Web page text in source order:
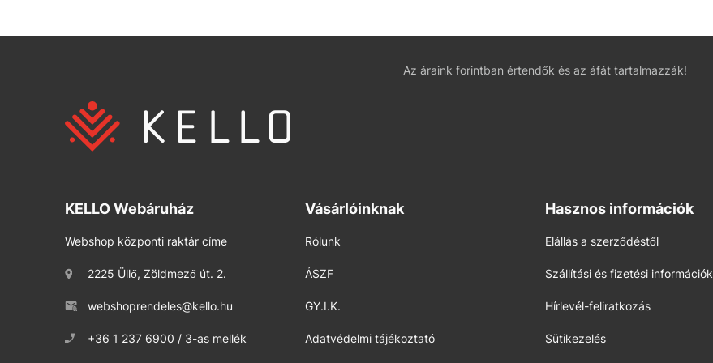
Az áraink forintban értendők és az áfát tartalmazzák!
KELLO Webáruház
Webshop központi raktár címe
2225 Üllő, Zöldmező út. 2.
webshoprendeles@kello.hu
+36 1 237 6900 / 3-as mellék
Vásárlóinknak
Rólunk
ÁSZF
GY.I.K.
Adatvédelmi tájékoztató
Hasznos információk
Elállás a szerződéstől
Szállítási és fizetési információk
Hírlevél-feliratkozás
Sütikezelés